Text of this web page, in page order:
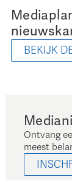
BEKIJK
Ontvang
meest